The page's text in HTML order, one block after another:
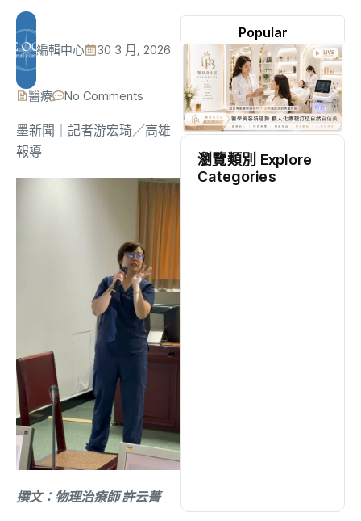
編輯中心 30 3 月, 2026
醫療 No Comments
墨新聞 ｜記者游宏琦／高雄
報導
撰文：物理治療師 許云菁
Popular
瀏覽類別 Explore
Categories